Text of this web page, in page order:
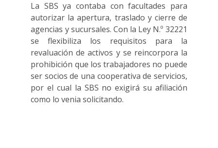
La SBS ya contaba con facultades para
autorizar la apertura, traslado y cierre de
agencias y sucursales. Con la Ley N.º 32221
se flexibiliza los requisitos para la
revaluación de activos y se reincorpora la
prohibición que los trabajadores no puede
ser socios de una cooperativa de servicios,
por el cual la SBS no exigirá su afiliación
como lo venia solicitando.